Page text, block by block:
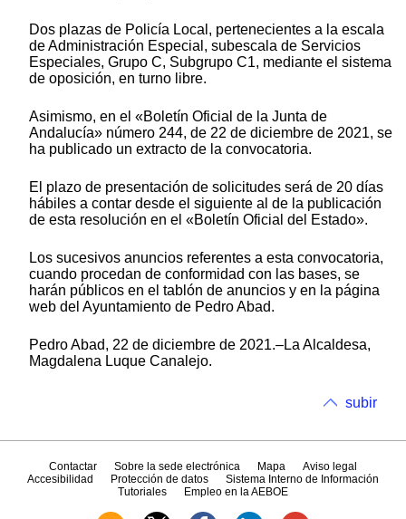
Dos plazas de Policía Local, pertenecientes a la escala
de Administración Especial, subescala de Servicios
Especiales, Grupo C, Subgrupo C1, mediante el sistema
de oposición, en turno libre.
Asimismo, en el «Boletín Oficial de la Junta de
Andalucía» número 244, de 22 de diciembre de 2021, se
ha publicado un extracto de la convocatoria.
El plazo de presentación de solicitudes será de 20 días
hábiles a contar desde el siguiente al de la publicación
de esta resolución en el «Boletín Oficial del Estado».
Los sucesivos anuncios referentes a esta convocatoria,
cuando procedan de conformidad con las bases, se
harán públicos en el tablón de anuncios y en la página
web del Ayuntamiento de Pedro Abad.
Pedro Abad, 22 de diciembre de 2021.–La Alcaldesa,
Magdalena Luque Canalejo.
subir
Contactar Sobre la sede electrónica Mapa
Aviso legal
Accesibilidad
Protección de datos
Sistema Interno de Información
Tutoriales
Empleo en la AEBOE